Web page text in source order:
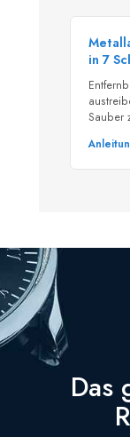
in 7
Sauber
Das